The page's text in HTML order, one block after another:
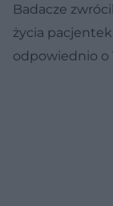
Badacze
życia
odpowiednio o